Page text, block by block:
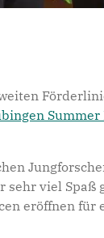
Summer
viel
eröffnen